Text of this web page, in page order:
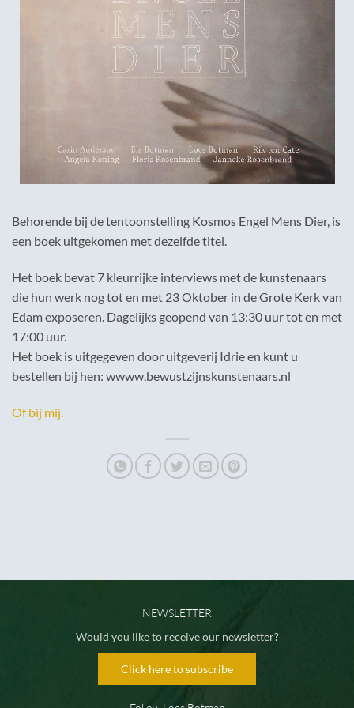
Behorende bij de tentoonstelling Kosmos Engel Mens Dier, is
een boek uitgekomen met dezelfde titel.
Het boek bevat 7 kleurrijke interviews met de kunstenaars
die hun werk nog tot en met 23 Oktober in de Grote Kerk van
Edam exposeren. Dagelijks geopend van 13:30 uur tot en met
17:00 uur.
Het boek is uitgegeven door uitgeverij Idrie en kunt u
bestellen bij hen: wwww.bewustzijnskunstenaars.nl
Of bij mij.
NEWSLETTER
Would you like to receive our newsletter?
Click here to subscribe